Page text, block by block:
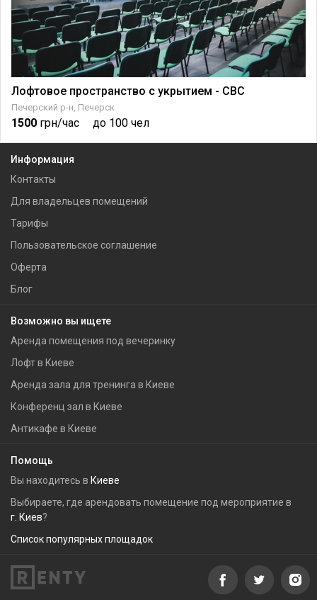
Лофтовое пространство с укрытием - СВС
Печерский р-н, Печерск
1500 грн/час до 100 чел
Информация
Контакты
Для владельцев помещений
Тарифы
Пользовательское соглашение
Оферта
Блог
Возможно вы ищете
Аренда помещения под вечеринку
Лофт в Киеве
Аренда зала для тренинга в Киеве
Конференц зал в Киеве
Антикафе в Киеве
Помощь
Вы находитесь в Киеве
Выбираете, где арендовать помещение под мероприятие в
г. Киев?
Список популярных площадок